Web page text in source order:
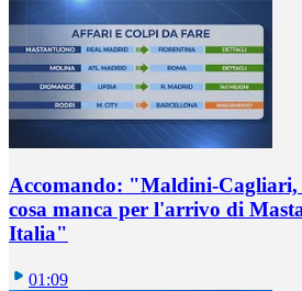
Accomando: "Maldini-Cagliari,
cosa manca per l'arrivo di
Italia"
01:09